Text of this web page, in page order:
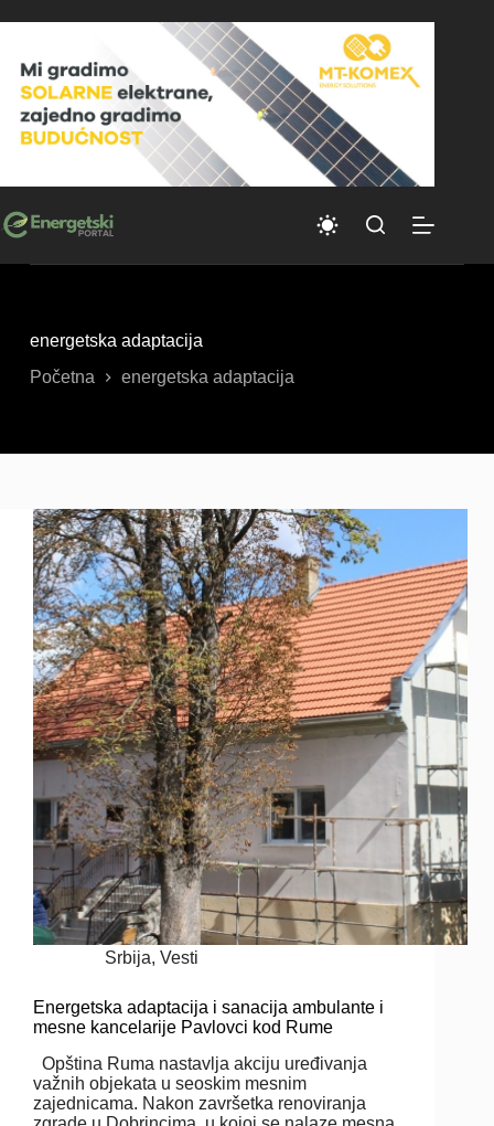
to
energetska adaptacija
Početna
energetska adaptacija
Srbija,Vesti
Energetska adaptacija i sanacija ambulante i
mesne kancelarije Pavlovci kod Rume
Opština Ruma nastavlja akciju uređivanja
važnih objekata u seoskim mesnim
zajednicama. Nakon završetka renoviranja